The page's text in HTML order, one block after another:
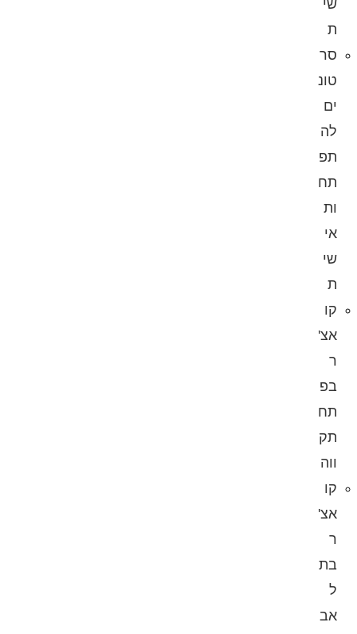
שי
ת
סר
טונ
ים
לה
תפ
תח
ות
אי
שי
ת
קו
אצ'
בפ
תח
תק
ווה
קו
אצ'
בת
אב